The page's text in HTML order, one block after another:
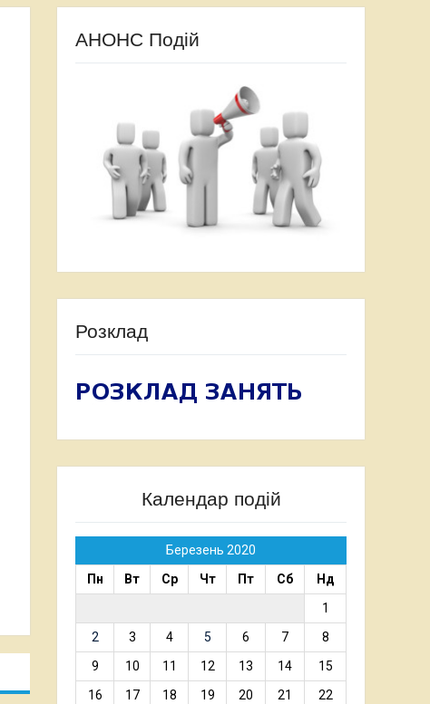
АНОНС Подій
Розклад
Календар подій
Березень 2020
Пн
Вт Ср Чт Пт Сб
Нд
1
2
3 4 5 6 7
8
9
10 11 12 13 14
15
16
17 18 19 20 21
22